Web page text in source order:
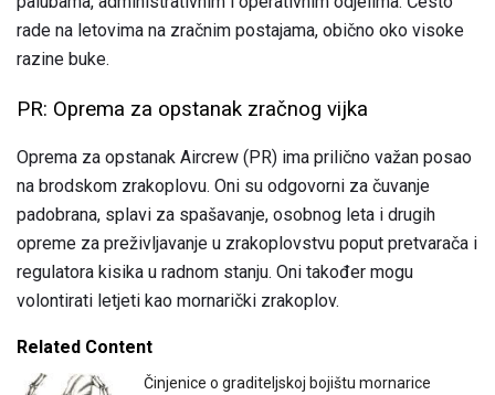
rade na letovima na zračnim postajama, obično oko visoke
razine buke.
PR: Oprema za opstanak zračnog vijka
Oprema za opstanak Aircrew (PR) ima prilično važan posao
na brodskom zrakoplovu. Oni su odgovorni za čuvanje
padobrana, splavi za spašavanje, osobnog leta i drugih
opreme za preživljavanje u zrakoplovstvu poput pretvarača i
regulatora kisika u radnom stanju. Oni također mogu
volontirati letjeti kao mornarički zrakoplov.
Related Content
Činjenice o graditeljskoj bojištu mornarice